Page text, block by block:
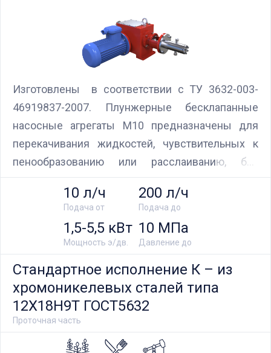
Изготовлены в соответствии с ТУ 3632-003-
46919837-2007. Плунжерные бесклапанные
насосные агрегаты М10 предназначены для
перекачивания жидкостей, чувствительных к
пенообразованию или расслаиванию, без
разрушения их структуры. Насос может
работать в очень широких диапазонах
изменения частоты хода, что позволяет
обеспечивать точное дозирование
высоковязких жидкостей.
Подача от
10 л/ч
Подача до
200 л/ч
Мощность э/дв.
1,5-5,5 кВт
Давление до
10 МПа
Проточная часть
Стандартное исполнение К – из
хромоникелевых сталей типа
12Х18Н9Т ГОСТ5632